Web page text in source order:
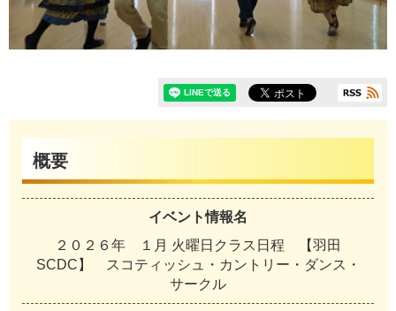
概要
イベント情報名
２０２６年 １月 火曜日クラス日程 【羽田
SCDC】 スコティッシュ・カントリー・ダンス・
サークル